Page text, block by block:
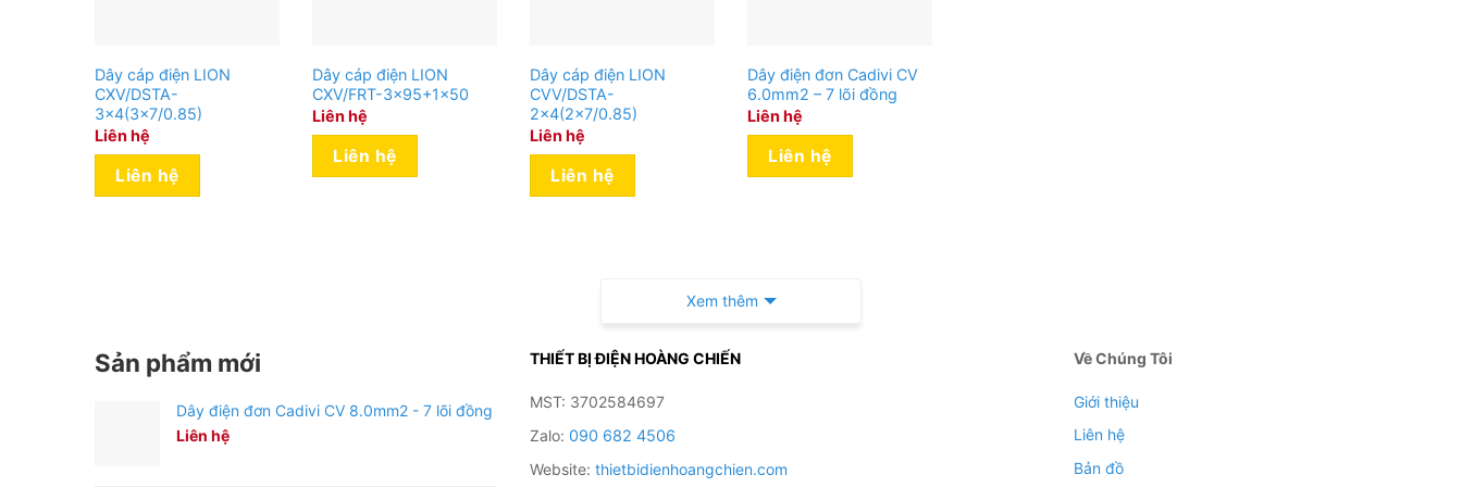
Dây cáp điện LION
CXV/DSTA-
3×4(3×7/0.85)
Liên hệ
Liên hệ
Dây cáp điện LION
CXV/FRT-3×95+1×50
Liên hệ
Liên hệ
Dây cáp điện LION
CVV/DSTA-
2×4(2×7/0.85)
Liên hệ
Liên hệ
Dây điện đơn Cadivi CV
6.0mm2 – 7 lõi đồng
Liên hệ
Liên hệ
Xem thêm
Sản phẩm mới
Dây điện đơn Cadivi CV 8.0mm2 - 7 lõi đồng
Liên hệ
THIẾT BỊ ĐIỆN HOÀNG CHIẾN
MST: 3702584697
Zalo: 090 682 4506
Website: thietbidienhoangchien.com
Về Chúng Tôi
Giới thiệu
Liên hệ
Bản đồ